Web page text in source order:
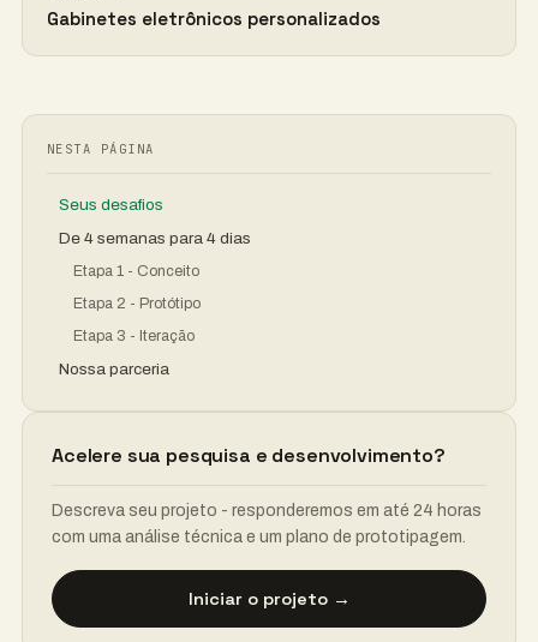
Gabinetes eletrônicos personalizados
NESTA PÁGINA
Seus desafios
De 4 semanas para 4 dias
Etapa 1 - Conceito
Etapa 2 - Protótipo
Etapa 3 - Iteração
Nossa parceria
Acelere sua pesquisa e desenvolvimento?
Descreva seu projeto - responderemos em até 24 horas
com uma análise técnica e um plano de prototipagem.
Iniciar o projeto →